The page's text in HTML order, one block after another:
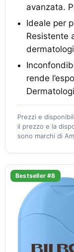
avanzata.
Ideale per
Resistente
rende
Prezzi e
il prezzo e la
sono marchi di
Bestseller #8